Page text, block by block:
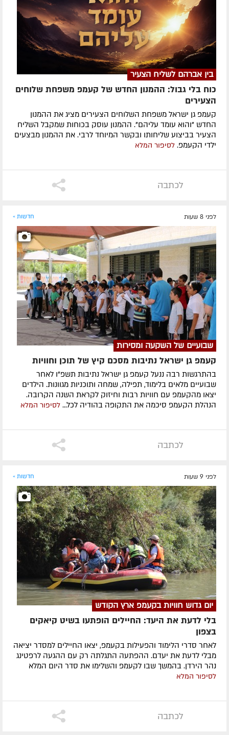
בין אברהם לשליח הצעיר
כוח בלי גבול: ההמנון החדש של קעמפ משפחת שלוחים
הצעירים
קעמפ גן ישראל משפחת השלוחים הצעירים מציג את ההמנון
החדש "והוא עומד עליהם". ההמנון עוסק בכוחות שמקבל השליח
הצעיר בביצוע שליחותו ובקשר המיוחד לרבי. את ההמנון מבצעים
ילדי הקעמפ. לסיפור המלא
לכתבה
לפני 8 שעות חדשות »
שבועיים של השקעה ומסירות
קעמפ גן ישראל נתיבות מסכם קיץ של תוכן וחוויות
בהתרגשות רבה ננעל קעמפ גן ישראל נתיבות תשפ"ו לאחר
שבועיים מלאים בלימוד, תפילה, שמחה ותוכניות מגוונות. הילדים
יצאו מהקעמפ עם חוויות רבות וחיזוק לקראת השנה הקרובה.
הנהלת הקעמפ סיכמה את התקופה בהודיה לכל... לסיפור המלא
לכתבה
לפני 9 שעות חדשות »
יום גדוש חוויות בקעמפ ארץ הקודש
בלי לדעת את היעד: החיילים הופתעו בשיט קיאקים
בצפון
לאחר סדרי הלימוד והפעילות בקעמפ, יצאו החיילים למסדר יציאה
מבלי לדעת את יעדם. ההפתעה התגלתה רק עם ההגעה לרפטינג
נהר הירדן. בהמשך שבו לקעמפ והשלימו את סדר היום המלא
לסיפור המלא
לכתבה